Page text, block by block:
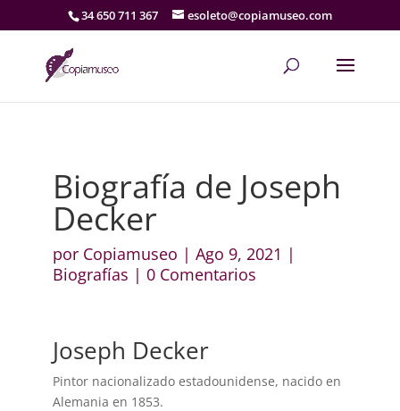
34 650 711 367 esoleto@copiamuseo.com
Biografía de Joseph
Decker
por Copiamuseo | Ago 9, 2021 |
Biografías | 0 Comentarios
Joseph Decker
Pintor nacionalizado estadounidense, nacido en
Alemania en 1853.